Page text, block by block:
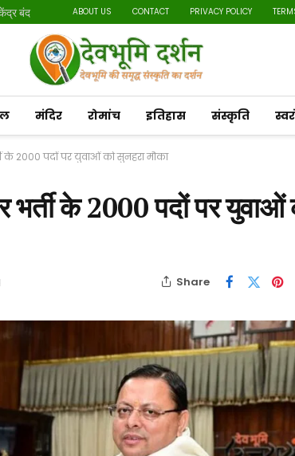
बंद ABOUT US CONTACT PRIVACY POLICY
मंदिर रोमांच इतिहास संस्कृति
के 2000 पदों पर युवाओं को सुनहरा मौका
के 2000 पदों पर युवाओं
Share